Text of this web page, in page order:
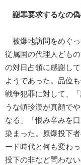
謝罪要求するなの
被爆地訪問をめぐっ
従属国の代理人ども
の対日占領に感謝し
ようであった。品位
戦争犯罪に対して、
うな頓珍漢が真顔で
なる」「恨み辛みを
染まった。原爆投下
ード時代と何も変わ
投下の非など問わな